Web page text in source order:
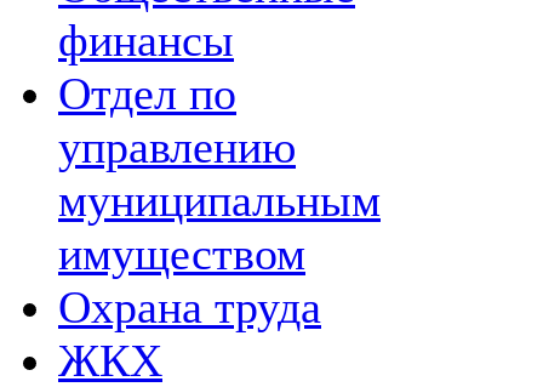
финансы
Отдел по
управлению
муниципальным
имуществом
Охрана труда
ЖКХ